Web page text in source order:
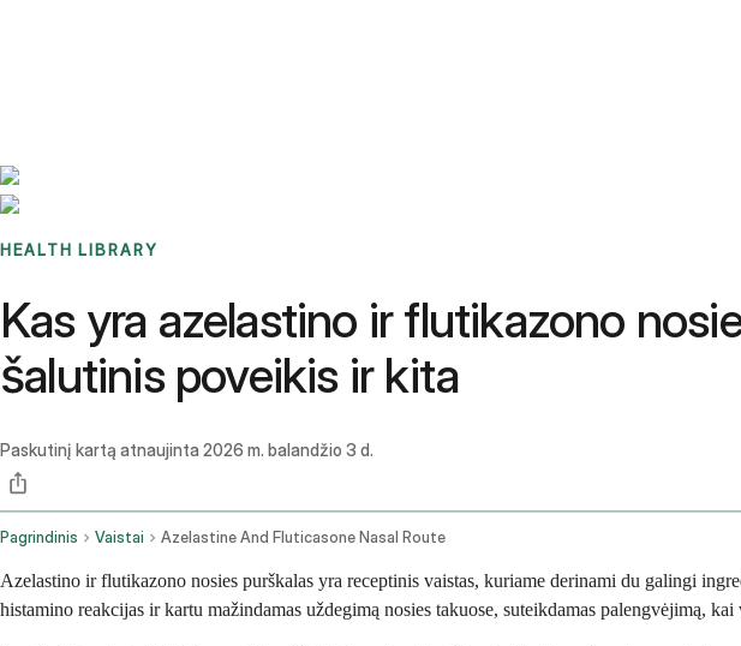
HEALTH LIBRARY
Kas yra azelastino ir flutikazono
šalutinis poveikis ir kita
Paskutinį kartą atnaujinta 2026 m. balandžio 3 d.
Pagrindinis Vaistai Azelastine And Fluticasone Nasal Route
Azelastino ir flutikazono nosies purškalas yra receptinis vaistas, kuriame derinami du galingi
histamino reakcijas ir kartu mažindamas uždegimą nosies takuose, suteikdamas palengvėjimą,